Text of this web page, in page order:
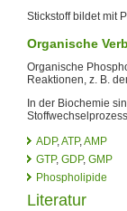
Stickstoff bildet mit
Organische
Organische
Reaktionen, z. B.
In der Biochemie
ADP,ATP,AMP
GTP, GDP, GMP
Phospholipide
Literatur